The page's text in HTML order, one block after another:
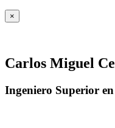
×
Carlos Miguel
Ingeniero Superior